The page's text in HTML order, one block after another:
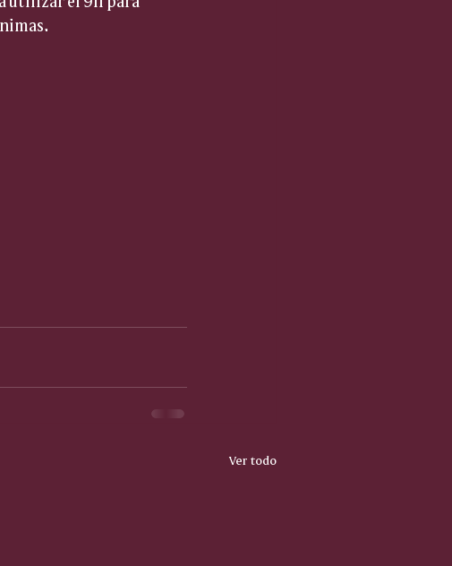
Ver todo